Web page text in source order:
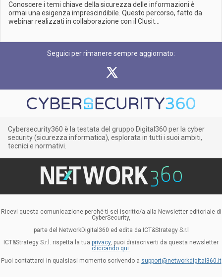
Conoscere i temi chiave della sicurezza delle informazioni è
ormai una esigenza imprescindibile. Questo percorso, fatto da
webinar realizzati in collaborazione con il Clusit...
Seguici per rimanere sempre aggiornato:
Cybersecurity360 è la testata del gruppo Digital360 per la cyber
security (sicurezza informatica), esplorata in tutti i suoi ambiti,
tecnici e normativi.
Ricevi questa comunicazione perché ti sei iscritto/a alla Newsletter editoriale di
CyberSecurity,
parte del NetworkDigital360 ed edita da ICT&Strategy S.r.l
ICT&Strategy S.r.l. rispetta la tua privacy, puoi disiscriverti da questa newsletter
cliccando qui.
Puoi contattarci in qualsiasi momento scrivendo a support@networkdigital360.it